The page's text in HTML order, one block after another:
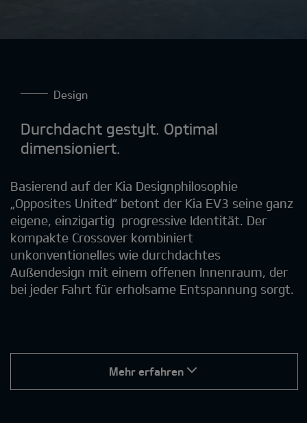
Design
Durchdacht gestylt. Optimal
dimensioniert.
Basierend auf der Kia Designphilosophie
„Opposites United“ betont der Kia EV3 seine ganz
eigene, einzigartig progressive Identität. Der
kompakte Crossover kombiniert
unkonventionelles wie durchdachtes
Außendesign mit einem offenen Innenraum, der
bei jeder Fahrt für erholsame Entspannung sorgt.
Mehr erfahren